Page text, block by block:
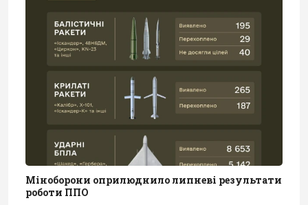
Міноборони оприлюднило липневі результати
роботи ППО